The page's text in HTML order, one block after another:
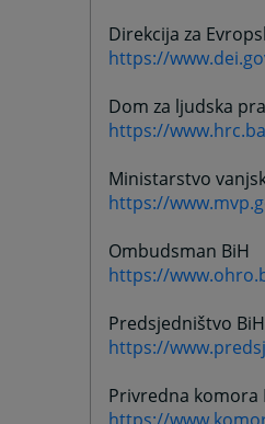
Direkcija za
https://
Dom za ljudska
https://www.hrc.ba
Ministarstvo
https://
Ombudsman BiH
https://
Predsjedništvo BiH
https://
Privredna komora